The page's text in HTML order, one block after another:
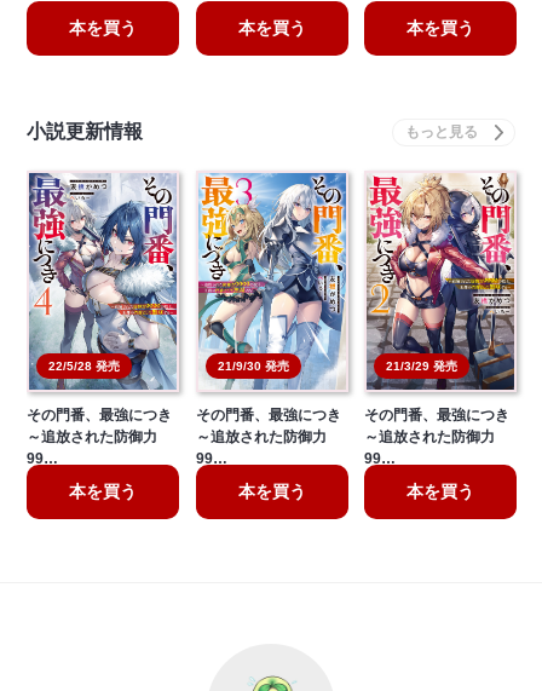
本を買う 本を買う 本を買う
小説更新情報
22/5/28 発売
その門番、最強につき
～追放された防御力
99…
本を買う
21/9/30 発売
その門番、最強につき
～追放された防御力
99…
本を買う
21/3/29 発売
その門番、最強につき
～追放された防御力
99…
本を買う